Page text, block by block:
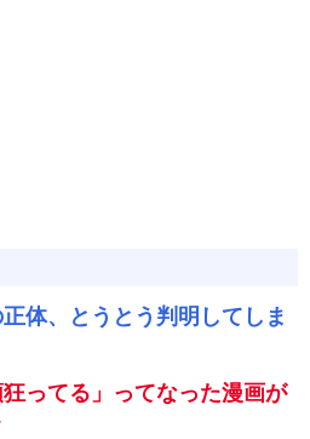
体、とうとう判明してしま
ってる」ってなった漫画が